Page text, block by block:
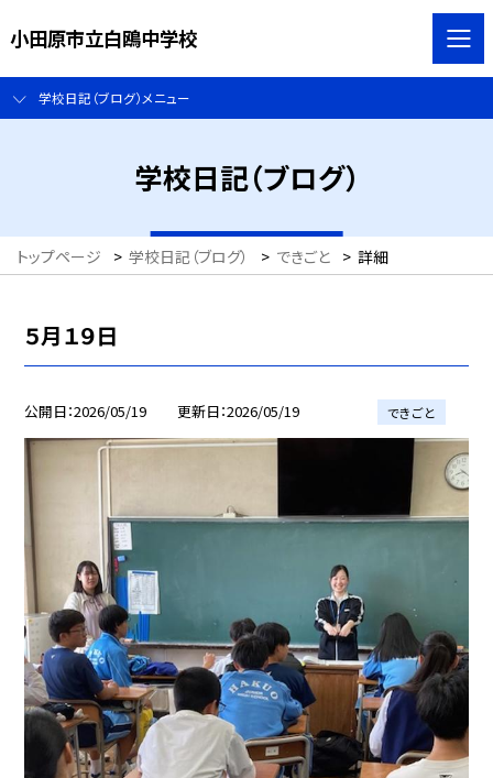
小田原市立白鴎中学校
学校日記（ブログ）メニュー
学校日記（ブログ）
トップページ > 学校日記（ブログ） > できごと > 詳細
５月１９日
公開日 2026/05/19 更新日 2026/05/19 できごと